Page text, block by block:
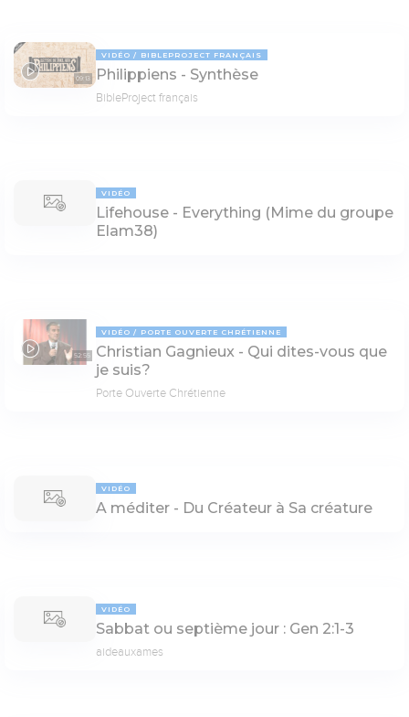
09:13
VIDÉO BIBLEPROJECT FRANÇAIS
Philippiens - Synthèse
BibleProject français
VIDÉO
Lifehouse - Everything (Mime du groupe
Elam38)
52:55
VIDÉO PORTE OUVERTE CHRÉTIENNE
Christian Gagnieux - Qui dites-vous que
je suis?
Porte Ouverte Chrétienne
VIDÉO
A méditer - Du Créateur à Sa créature
VIDÉO
Sabbat ou septième jour : Gen 2:1-3
aideauxames